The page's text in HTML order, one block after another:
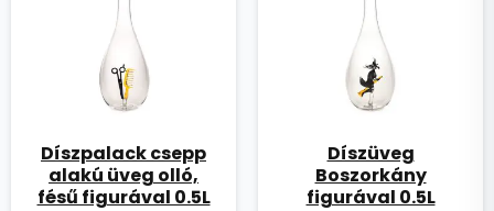
Díszpalack csepp
alakú üveg olló,
fésű figurával 0.5L
Díszüveg
Boszorkány
figurával 0.5L